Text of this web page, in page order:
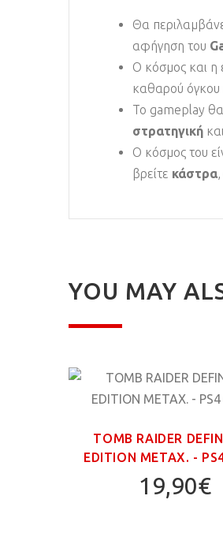
Θα
αφήγηση του
Ο κόσμος και η
καθαρού όγκου
Το gameplay θα
στρατηγική
Ο κόσμος του
βρείτε κάστρα,
YOU MAY
TOMB RAIDER
EDITION ΜΕΤΑΧ. -
19,90€